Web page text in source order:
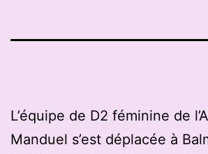
L’équipe de D2 féminine de
Manduel s’est déplacée à